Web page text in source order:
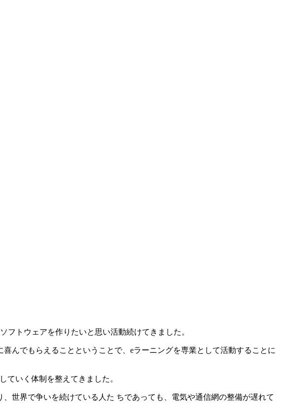
トウェアを作りたいと思い活動続けてきました。
んでもらえることということで、eラーニングを専業として活動することに
ていく体制を整えてきました。
世界で争いを続けている人た ちであっても、電気や通信網の整備が遅れて